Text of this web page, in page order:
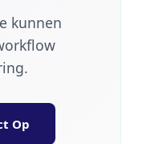
kunnen
Op